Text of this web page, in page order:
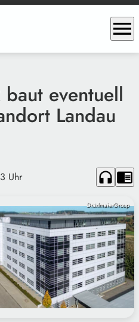
menu
baut eventuell
Landau
Uhr headphones chrome_reader_mode
DräxlmaierGroup